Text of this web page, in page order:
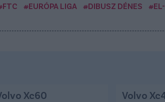
#EURÓPA LIGA #DIBUSZ DÉNES
#EL-
Xc60 Volvo